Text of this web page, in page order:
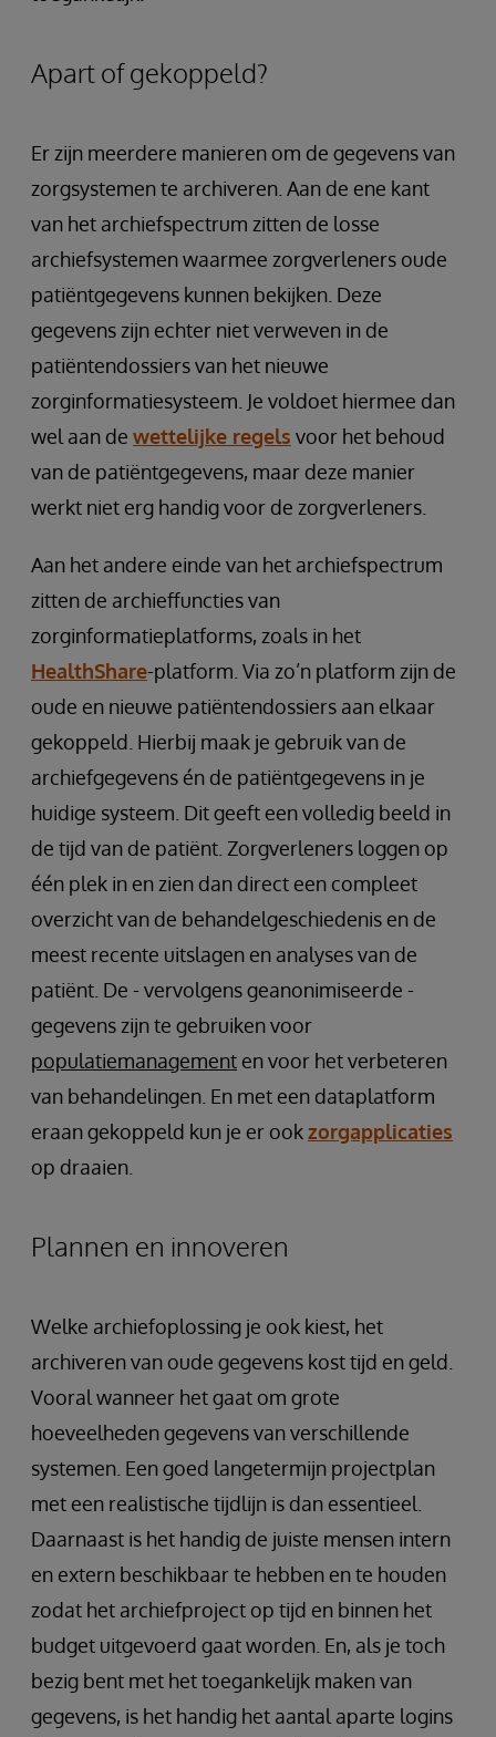
Apart of gekoppeld?
Er zijn meerdere manieren om de gegevens van
zorgsystemen te archiveren. Aan de ene kant
van het archiefspectrum zitten de losse
archiefsystemen waarmee zorgverleners oude
patiëntgegevens kunnen bekijken. Deze
gegevens zijn echter niet verweven in de
patiëntendossiers van het nieuwe
zorginformatiesysteem. Je voldoet hiermee dan
wel aan de wettelijke regels voor het behoud
van de patiëntgegevens, maar deze manier
werkt niet erg handig voor de zorgverleners.
Aan het andere einde van het archiefspectrum
zitten de archieffuncties van
zorginformatieplatforms, zoals in het
HealthShare-platform. Via zo’n platform zijn de
oude en nieuwe patiëntendossiers aan elkaar
gekoppeld. Hierbij maak je gebruik van de
archiefgegevens én de patiëntgegevens in je
huidige systeem. Dit geeft een volledig beeld in
de tijd van de patiënt. Zorgverleners loggen op
één plek in en zien dan direct een compleet
overzicht van de behandelgeschiedenis en de
meest recente uitslagen en analyses van de
patiënt. De - vervolgens geanonimiseerde -
gegevens zijn te gebruiken voor
populatiemanagement en voor het verbeteren
van behandelingen. En met een dataplatform
eraan gekoppeld kun je er ookzorgapplicaties
op draaien.
Plannen en innoveren
Welke archiefoplossing je ook kiest, het
archiveren van oude gegevens kost tijd en geld.
Vooral wanneer het gaat om grote
hoeveelheden gegevens van verschillende
systemen. Een goed langetermijn projectplan
met een realistische tijdlijn is dan essentieel.
Daarnaast is het handig de juiste mensen intern
en extern beschikbaar te hebben en te houden
zodat het archiefproject op tijd en binnen het
budget uitgevoerd gaat worden. En, als je toch
bezig bent met het toegankelijk maken van
gegevens, is het handig het aantal aparte logins